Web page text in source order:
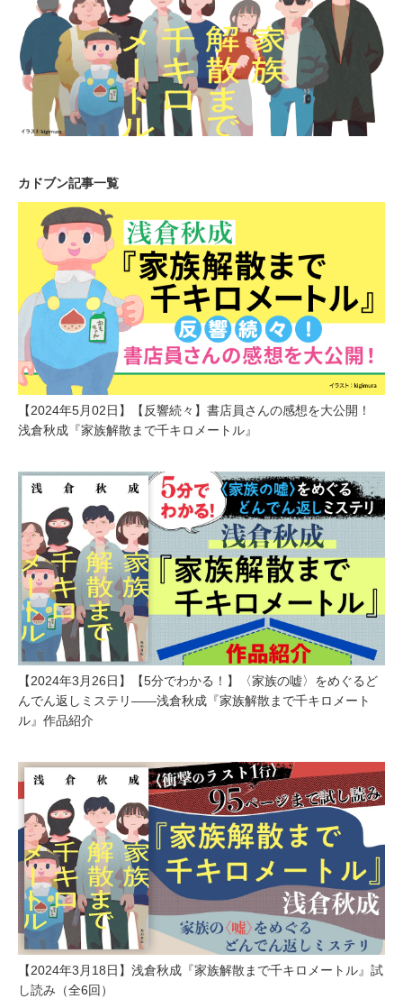
カドブン記事一覧
【2024年5月02日】【反響続々】書店員さんの感想を大公開！
浅倉秋成『家族解散まで千キロメートル』
【2024年3月26日】【5分でわかる！】〈家族の嘘〉をめぐるど
んでん返しミステリ――浅倉秋成『家族解散まで千キロメート
ル』作品紹介
【2024年3月18日】浅倉秋成『家族解散まで千キロメートル』試
し読み（全6回）